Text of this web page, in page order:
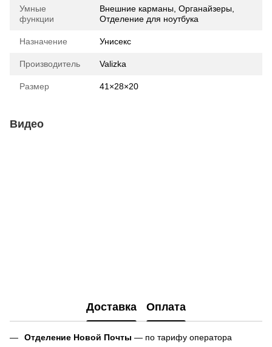
Умные
функции
Внешние карманы, Органайзеры,
Отделение для ноутбука
Назначение Унисекс
Производитель Valizka
Размер 41×28×20
Видео
Доставка Оплата
Отделение Новой Почты — по тарифу оператора